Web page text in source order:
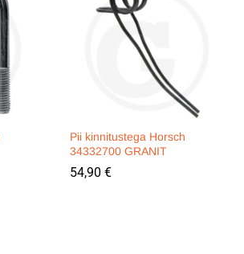
Pii kinnitustega Horsch
34332700 GRANIT
54,90 €